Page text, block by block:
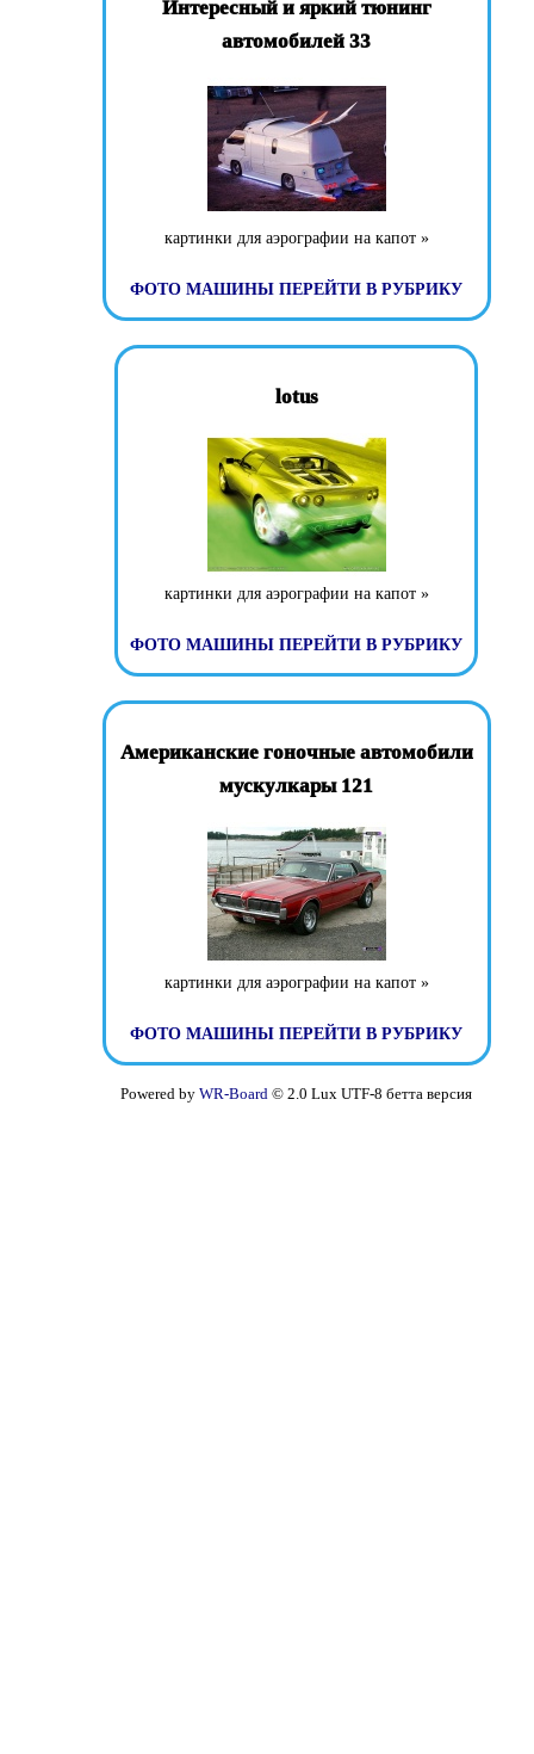
Интересный и яркий тюнинг
автомобилей 33
картинки для аэрографии на капот »
ФОТО МАШИНЫ ПЕРЕЙТИ В РУБРИКУ
lotus
картинки для аэрографии на капот »
ФОТО МАШИНЫ ПЕРЕЙТИ В РУБРИКУ
Американские гоночные автомобили
мускулкары 121
картинки для аэрографии на капот »
ФОТО МАШИНЫ ПЕРЕЙТИ В РУБРИКУ
Powered by WR-Board © 2.0 Lux UTF-8 бетта версия